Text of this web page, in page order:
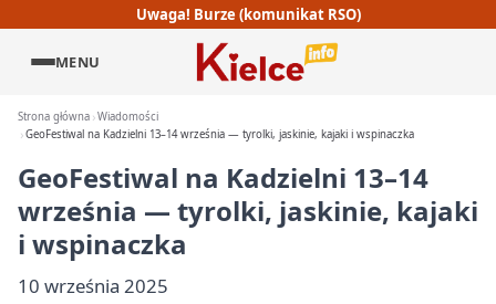
Uwaga! Burze (komunikat RSO)
MENU
Strona główna Wiadomości
GeoFestiwal na Kadzielni 13–14 września — tyrolki, jaskinie, kajaki i wspinaczka
GeoFestiwal na Kadzielni 13–14
września — tyrolki, jaskinie, kajaki
i wspinaczka
10 września 2025